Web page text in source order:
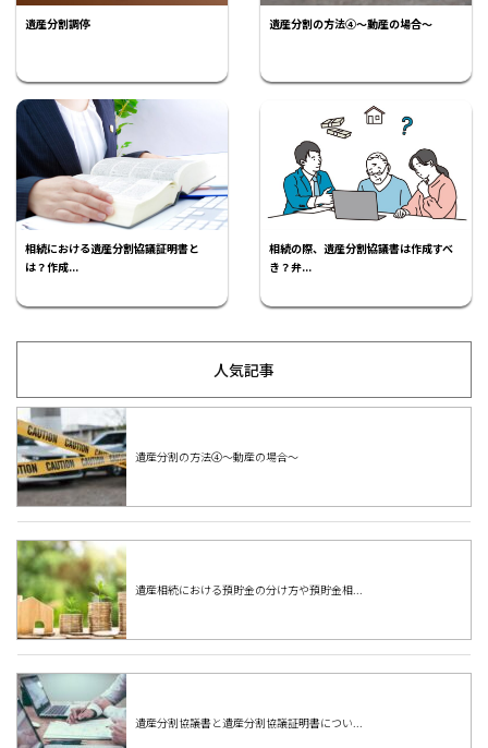
遺産分割調停 遺産分割の方法④～動産の場合～
相続における遺産分割協議証明書と
は？作成...
相続の際、遺産分割協議書は作成すべ
き？弁...
人気記事
遺産分割の方法④～動産の場合～
遺産相続における預貯金の分け方や預貯金相...
遺産分割協議書と遺産分割協議証明書につい...